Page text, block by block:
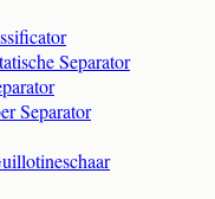
Separator
Separator